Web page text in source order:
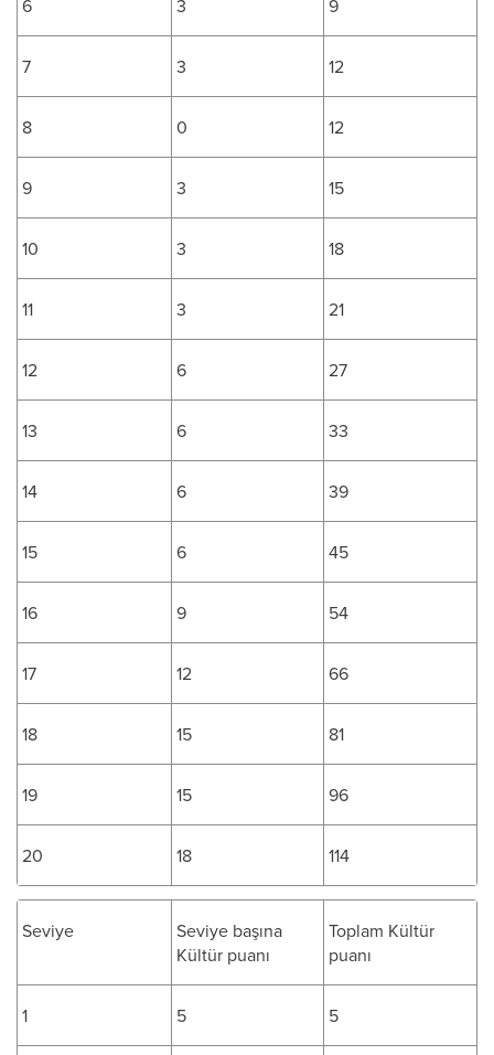
6 3 9
7 3 12
8 0 12
9 3 15
10 3 18
11 3 21
12 6 27
13 6 33
14 6 39
15 6 45
16 9 54
17 12 66
18 15 81
19 15 96
20 18 114
Seviye
Seviye başına
Kültür puanı
Toplam Kültür
puanı
1 5 5